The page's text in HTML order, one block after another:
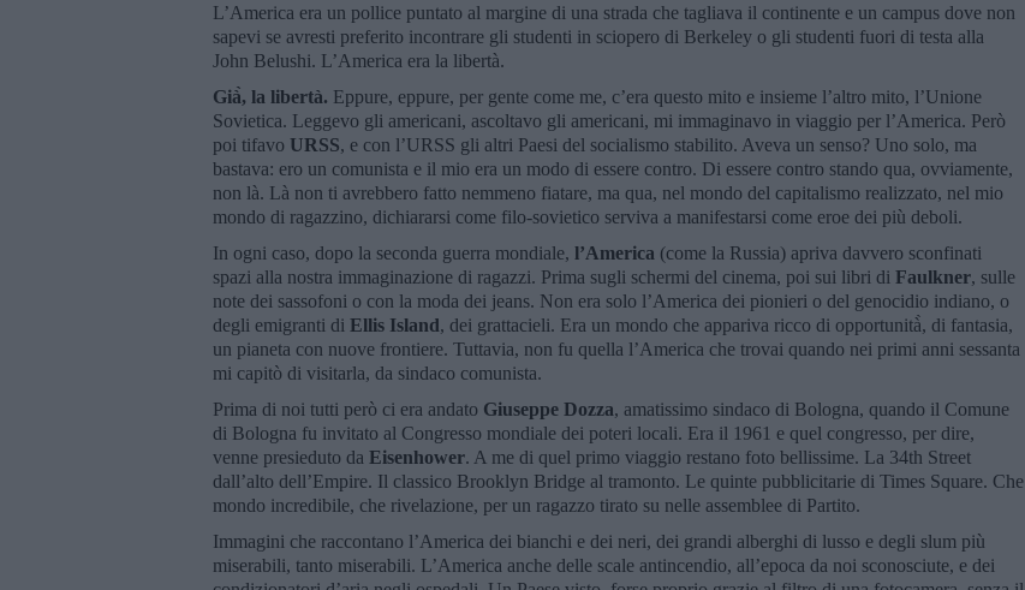
L’America era un pollice puntato al margine di una strada che tagliava il continente e un campus dove non
sapevi se avresti preferito incontrare gli studenti in sciopero di Berkeley o gli studenti fuori di testa alla
John Belushi. L’America era la libertà.
Già̀, la libertà. Eppure, eppure, per gente come me, c’era questo mito e insieme l’altro mito, l’Unione
Sovietica. Leggevo gli americani, ascoltavo gli americani, mi immaginavo in viaggio per l’America. Però
poi tifavo URSS, e con l’URSS gli altri Paesi del socialismo stabilito. Aveva un senso? Uno solo, ma
bastava: ero un comunista e il mio era un modo di essere contro. Di essere contro stando qua, ovviamente,
non là. Là non ti avrebbero fatto nemmeno fiatare, ma qua, nel mondo del capitalismo realizzato, nel mio
mondo di ragazzino, dichiararsi come filo-sovietico serviva a manifestarsi come eroe dei più deboli.
In ogni caso, dopo la seconda guerra mondiale, l’America (come la Russia) apriva davvero sconfinati
spazi alla nostra immaginazione di ragazzi. Prima sugli schermi del cinema, poi sui libri di Faulkner, sulle
note dei sassofoni o con la moda dei jeans. Non era solo l’America dei pionieri o del genocidio indiano, o
degli emigranti di Ellis Island, dei grattacieli. Era un mondo che appariva ricco di opportunità̀, di fantasia,
un pianeta con nuove frontiere. Tuttavia, non fu quella l’America che trovai quando nei primi anni sessanta
mi capitò di visitarla, da sindaco comunista.
Prima di noi tutti però ci era andato Giuseppe Dozza, amatissimo sindaco di Bologna, quando il Comune
di Bologna fu invitato al Congresso mondiale dei poteri locali. Era il 1961 e quel congresso, per dire,
venne presieduto da Eisenhower. A me di quel primo viaggio restano foto bellissime. La 34th Street
dall’alto dell’Empire. Il classico Brooklyn Bridge al tramonto. Le quinte pubblicitarie di Times Square. Che
mondo incredibile, che rivelazione, per un ragazzo tirato su nelle assemblee di Partito.
Immagini che raccontano l’America dei bianchi e dei neri, dei grandi alberghi di lusso e degli slum più
miserabili, tanto miserabili. L’America anche delle scale antincendio, all’epoca da noi sconosciute, e dei